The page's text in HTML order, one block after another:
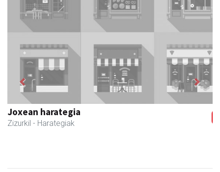
Joxean harategia
Zizurkil - Harategiak
Previous Next